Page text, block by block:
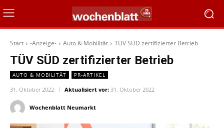
Start -Anzeige- Auto & Mobilität TÜV SÜD zertifizierter Betrieb
TÜV SÜD zertifizierter Betrieb
AUTO & MOBILITÄT PR-ARTIKEL
31. Oktober 2022 Aktualisiert vor: 31. Oktober 2022
Wochenblatt Neumarkt